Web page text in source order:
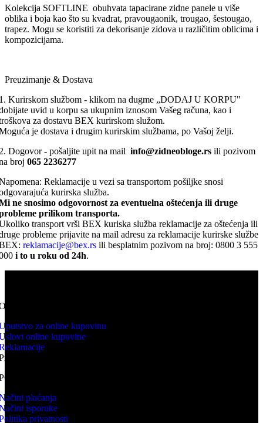
Kolekcija SOFTLINE obuhvata tapacirane zidne panele u više
oblika i boja kao što su kvadrat, pravougaonik, trougao, šestougao,
trapez. Mogu se koristiti za dekorisanje zidova u različitim oblicima i
kompozicijama.
Preuzimanje & Dostava
Kurirskom službom - klikom na dugme „DODAJ U KORPU"
uvid u korpu sa ukupnim iznosom Vašeg računa, kao i
za dostavu BEX kurirskom služom.
je dostava i drugim kurirskim službama, po Vašoj želji.
Dogovor - pošaljite upit na mail info@zidneobloge.rs ili pozivom
broj 065 2236277
Reklamacije u vezi sa transportom pošiljke snosi
kurirska služba.
ne snosimo odgovornost za eventuelna oštećenja ili druge
prilikom transporta.
transport vrši BEX kuriska služba reklamacije za oštećenja ili
probleme prijavite na mail adresu za reklamacije kurirske službe
reklamacije@bex.rs ili besplatnim pozivom na broj: 0800 3 555
i to u roku od 24h.
KUPOVINA
za online kupovinu
online kupovine
potrošača
I DOSTAVA
plaćanja
isporuke
privatnosti